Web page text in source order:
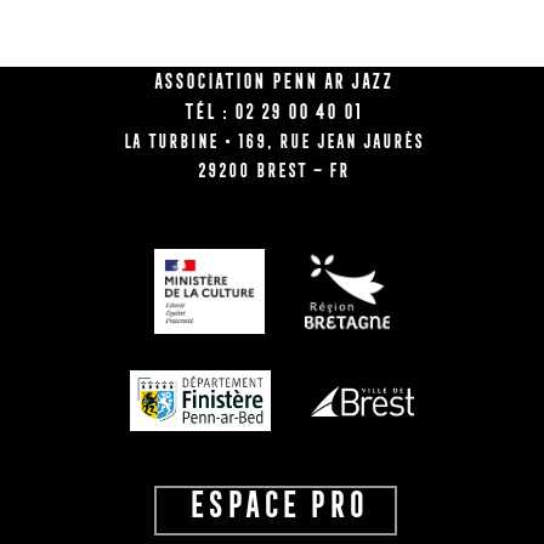
Association Penn Ar Jazz
Tél : 02 29 00 40 01
La Turbine • 169, rue Jean Jaurès
29200 BREST – FR
ESPACE PRO